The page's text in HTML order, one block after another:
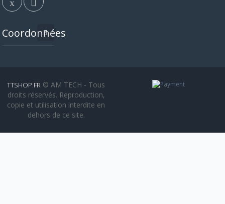
Coordonnées
TTSHOP.FR © AM TECH - Tous
droits réservés. Reproduction,
copie et utilisation interdite en
dehors de ce site.